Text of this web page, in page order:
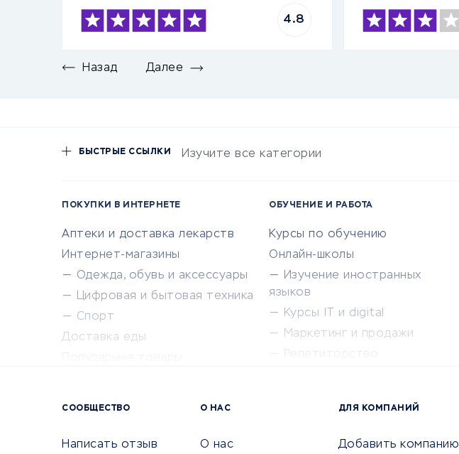
4.8
Назад Далее
БЫСТРЫЕ ССЫЛКИ Изучите все категории
ПОКУПКИ В ИНТЕРНЕТЕ
Аптеки и доставка лекарств
Интернет-магазины
Одежда, обувь и аксессуары
Цифровая и бытовая техника
Спорт
Доставка еды
ОБУЧЕНИЕ И РАБОТА
Курсы по обучению
Онлайн-школы
Изучение иностранных
языков
Курсы IT и digital
Маркетинг и продажи
Университеты
СООБЩЕСТВО
Написать отзыв
О НАС
О нас
ДЛЯ КОМПАНИЙ
Добавить компанию